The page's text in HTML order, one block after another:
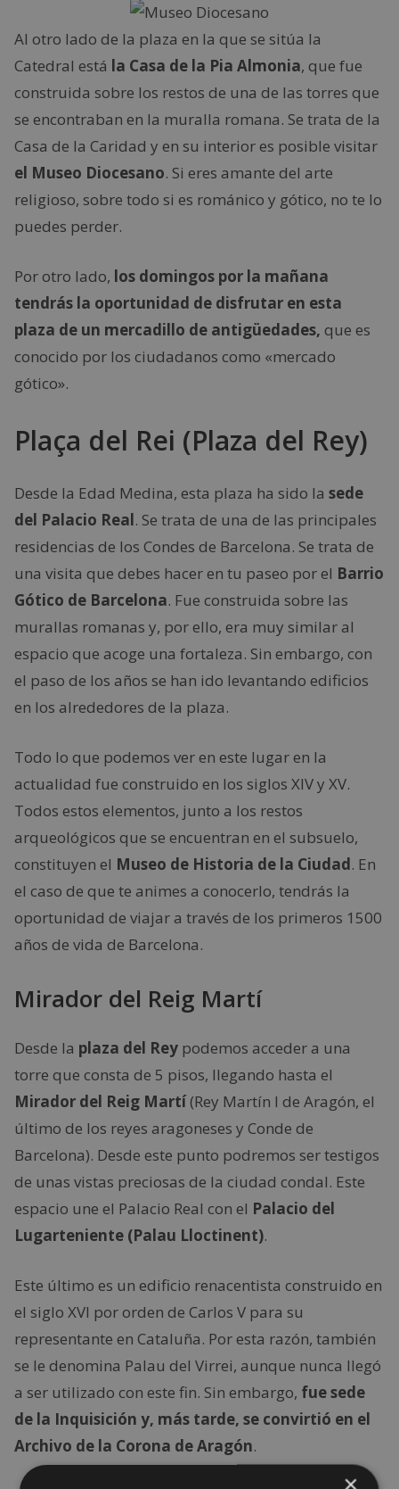
Al otro lado de la plaza en la que se sitúa la
Catedral está la Casa de la Pia Almonia, que fue
construida sobre los restos de una de las torres que
se encontraban en la muralla romana. Se trata de la
Casa de la Caridad y en su interior es posible visitar
el Museo Diocesano. Si eres amante del arte
religioso, sobre todo si es románico y gótico, no te lo
puedes perder.
Por otro lado, los domingos por la mañana
tendrás la oportunidad de disfrutar en esta
plaza de un mercadillo de antigüedades, que es
conocido por los ciudadanos como «mercado
gótico».
Plaça del Rei (Plaza del Rey)
Desde la Edad Medina, esta plaza ha sido la sede
del Palacio Real. Se trata de una de las principales
residencias de los Condes de Barcelona. Se trata de
una visita que debes hacer en tu paseo por el Barrio
Gótico de Barcelona. Fue construida sobre las
murallas romanas y, por ello, era muy similar al
espacio que acoge una fortaleza. Sin embargo, con
el paso de los años se han ido levantando edificios
en los alrededores de la plaza.
Todo lo que podemos ver en este lugar en la
actualidad fue construido en los siglos XIV y XV.
Todos estos elementos, junto a los restos
arqueológicos que se encuentran en el subsuelo,
constituyen el Museo de Historia de la Ciudad. En
el caso de que te animes a conocerlo, tendrás la
oportunidad de viajar a través de los primeros 1500
años de vida de Barcelona.
Mirador del Reig Martí
Desde la plaza del Rey podemos acceder a una
torre que consta de 5 pisos, llegando hasta el
Mirador del Reig Martí(Rey Martín I de Aragón, el
último de los reyes aragoneses y Conde de
Barcelona). Desde este punto podremos ser testigos
de unas vistas preciosas de la ciudad condal. Este
espacio une el Palacio Real con el Palacio del
Lugarteniente (Palau Lloctinent).
Este último es un edificio renacentista construido en
el siglo XVI por orden de Carlos V para su
representante en Cataluña. Por esta razón, también
se le denomina Palau del Virrei, aunque nunca llegó
a ser utilizado con este fin. Sin embargo, fue sede
de la Inquisición y, más tarde, se convirtió en el
Archivo de la Corona de Aragón.